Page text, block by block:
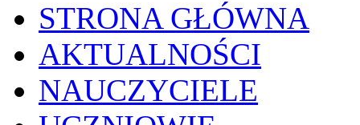
STRONA GŁÓWNA
AKTUALNOŚCI
NAUCZYCIELE